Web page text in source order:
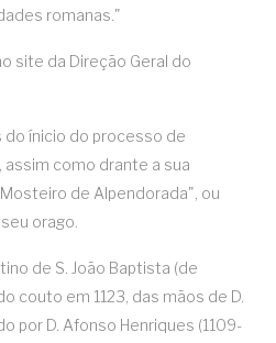
romanas."
site da Direção Geral do
ínicio do processo de
como drante a sua
de Alpendorada", ou
orago.
de S. João Baptista (de
couto em 1123, das mãos de D.
por D. Afonso Henriques (1109-